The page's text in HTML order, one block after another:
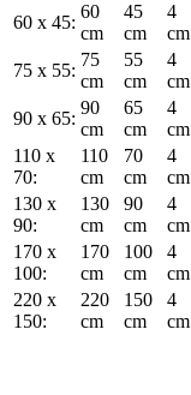
60 x 45:
60
cm
45
cm
4
cm
75 x 55:
75
cm
55
cm
4
cm
90 x 65:
90
cm
65
cm
4
cm
110 x
70:
110
cm
70
cm
4
cm
130 x
90:
130
cm
90
cm
4
cm
170 x
100:
170
cm
100
cm
4
cm
220 x
150:
220
cm
150
cm
4
cm